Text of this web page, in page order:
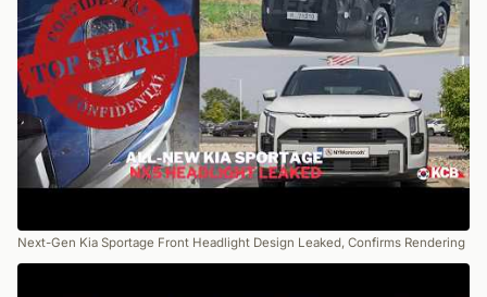
Next-Gen Kia Sportage Front Headlight Design Leaked, Confirms Rendering